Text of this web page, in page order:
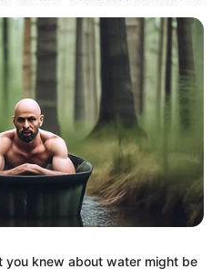
you knew about water might be